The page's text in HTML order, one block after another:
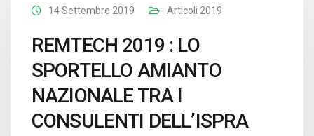
14 Settembre 2019 Articoli 2019
REMTECH 2019 : LO
SPORTELLO AMIANTO
NAZIONALE TRA I
CONSULENTI DELL’ISPRA